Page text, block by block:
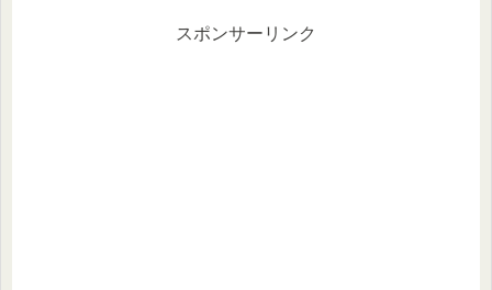
スポンサーリンク